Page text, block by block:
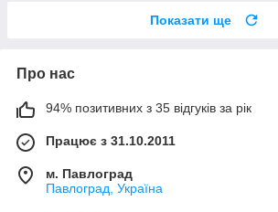
Показати ще
Про нас
94% позитивних з 35 відгуків за рік
Працює з 31.10.2011
м. Павлоград
Павлоград, Україна